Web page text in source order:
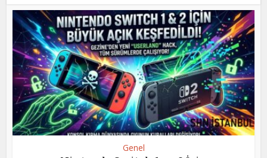
Genel